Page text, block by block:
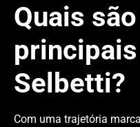
Quais
Selbetti?
Com uma trajetória